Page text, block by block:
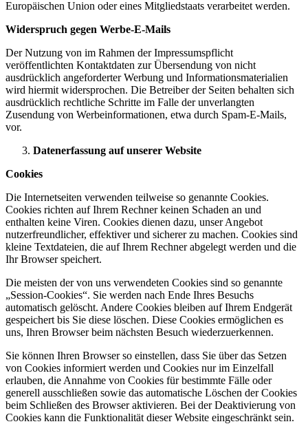
Europäischen Union oder eines Mitgliedstaats verarbeitet werden.
Widerspruch gegen Werbe-E-Mails
Der Nutzung von im Rahmen der Impressumspflicht
veröffentlichten Kontaktdaten zur Übersendung von nicht
ausdrücklich angeforderter Werbung und Informationsmaterialien
wird hiermit widersprochen. Die Betreiber der Seiten behalten sich
ausdrücklich rechtliche Schritte im Falle der unverlangten
Zusendung von Werbeinformationen, etwa durch Spam-E-Mails,
vor.
Datenerfassung auf unserer Website
Cookies
Die Internetseiten verwenden teilweise so genannte Cookies.
Cookies richten auf Ihrem Rechner keinen Schaden an und
enthalten keine Viren. Cookies dienen dazu, unser Angebot
nutzerfreundlicher, effektiver und sicherer zu machen. Cookies sind
kleine Textdateien, die auf Ihrem Rechner abgelegt werden und die
Ihr Browser speichert.
Die meisten der von uns verwendeten Cookies sind so genannte
„Session-Cookies“. Sie werden nach Ende Ihres Besuchs
automatisch gelöscht. Andere Cookies bleiben auf Ihrem Endgerät
gespeichert bis Sie diese löschen. Diese Cookies ermöglichen es
uns, Ihren Browser beim nächsten Besuch wiederzuerkennen.
Sie können Ihren Browser so einstellen, dass Sie über das Setzen
von Cookies informiert werden und Cookies nur im Einzelfall
erlauben, die Annahme von Cookies für bestimmte Fälle oder
generell ausschließen sowie das automatische Löschen der Cookies
beim Schließen des Browser aktivieren. Bei der Deaktivierung von
Cookies kann die Funktionalität dieser Website eingeschränkt sein.